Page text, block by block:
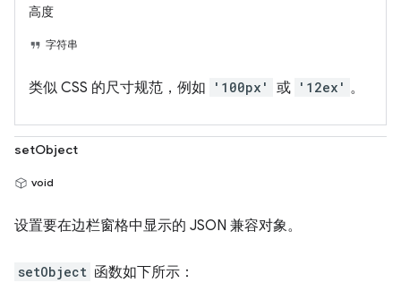
高度
字符串
类似 CSS 的尺寸规范，例如 '100px' 或 '12ex' 。
setObject
void
设置要在边栏窗格中显示的 JSON 兼容对象。
setObject 函数如下所示：